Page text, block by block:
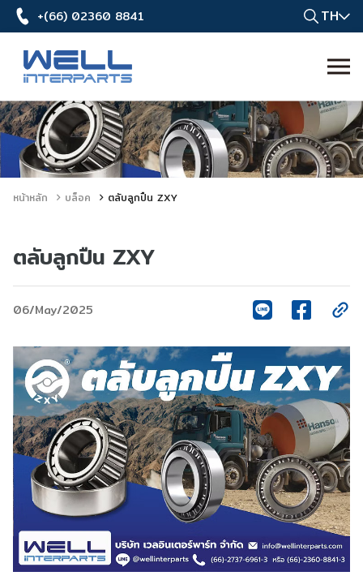
+(66) 02360 8841 TH
หน้าหลัก บล็อค ตลับลูกปืน ZXY
ตลับลูกปืน ZXY
06/May/2025